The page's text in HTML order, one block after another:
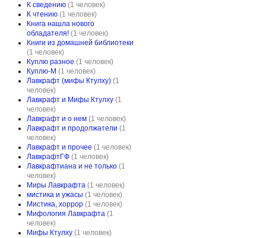
К сведению (1 человек)
К чтению (1 человек)
Книга нашла нового
обладателя! (1 человек)
Книги из домашней библиотеки
(1 человек)
Куплю разное (1 человек)
Куплю-М (1 человек)
Лавкрафт (мифы Ктулху) (1
человек)
Лавкрафт и Мифы Ктулху (1
человек)
Лавкрафт и о нем (1 человек)
Лавкрафт и продолжатели (1
человек)
Лавкрафт и прочее (1 человек)
ЛавкрафтГФ (1 человек)
Лавкрафтиана и не только (1
человек)
Миры Лавкрафта (1 человек)
мистика и ужасы (1 человек)
Мистика, хоррор (1 человек)
Мифология Лавкрафта (1
человек)
Мифы Ктулху (1 человек)